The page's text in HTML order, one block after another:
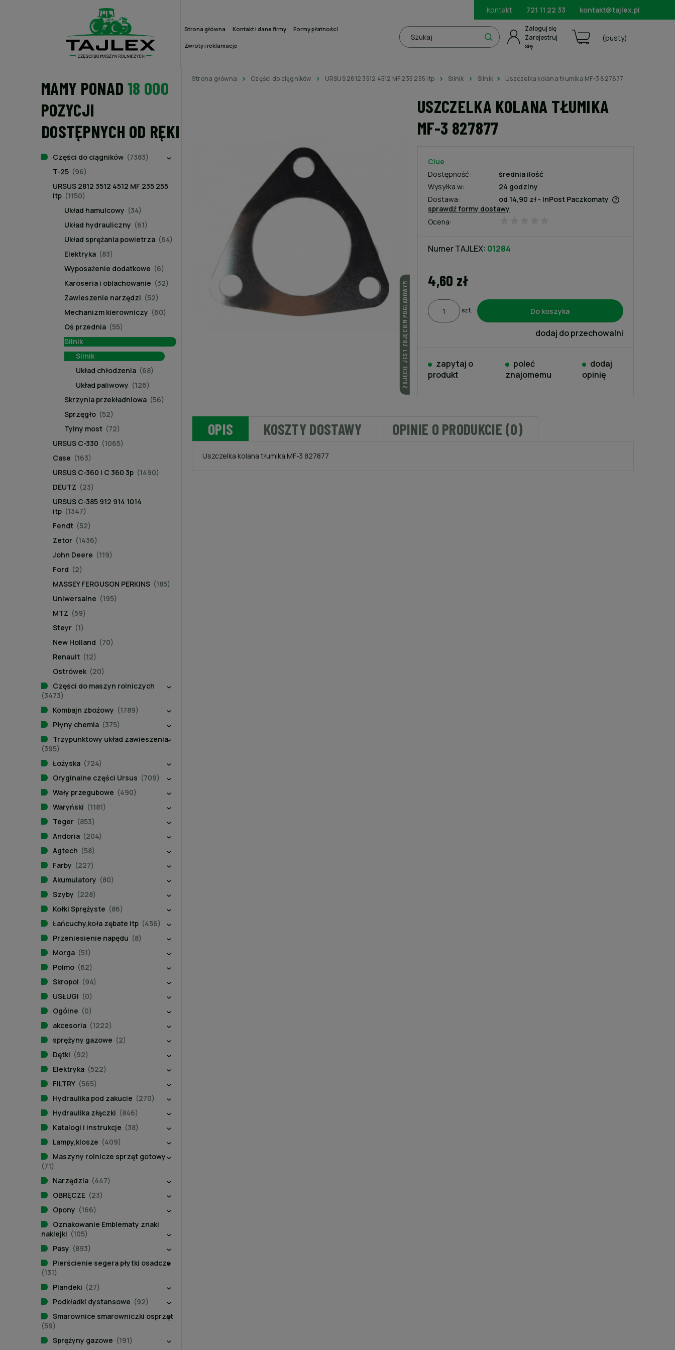
Kontakt 721 11 22 33 kontakt@tajlex.pl
Strona główna Kontakt i dane firmy Formy płatności
Zwroty i reklamacje
(pusty)
Zarejestruj
się
Zaloguj się
MAMY PONAD 18 000
POZYCJI
DOSTĘPNYCH OD RĘKI
Części do ciągników (7383)
T-25 (96)
URSUS 2812 3512 4512 MF 235 255
itp (1150)
Układ hamulcowy (34)
Układ hydrauliczny (61)
Układ sprężania powietrza (64)
Elektryka (83)
Wyposażenie dodatkowe (6)
Karoseria i oblachowanie (32)
Zawieszenie narzędzi (52)
Mechanizm kierowniczy (60)
Oś przednia (55)
Silnik
Silnik
Układ chłodzenia (68)
Układ paliwowy (126)
Skrzynia przekładniowa (56)
Sprzęgło (52)
Tylny most (72)
URSUS C-330 (1065)
Case (163)
URSUS C-360 i C 360 3p (1490)
DEUTZ (23)
URSUS C-385 912 914 1014
itp (1347)
Fendt (52)
Zetor (1436)
John Deere (119)
Ford (2)
MASSEY FERGUSON PERKINS (185)
Uniwersalne (195)
MTZ (59)
Steyr (1)
New Holland (70)
Renault (12)
Ostrówek (20)
Części do maszyn rolniczych
(3473)
Kombajn zbożowy (1789)
Płyny chemia (375)
Trzypunktowy układ zawieszenia
(395)
Łożyska (724)
Oryginalne części Ursus (709)
Wały przegubowe (490)
Waryński (1181)
Teger (853)
Andoria (204)
Agtech (58)
Farby (227)
Akumulatory (80)
Szyby (228)
Kołki Sprężyste (86)
Łańcuchy,koła zębate itp (456)
Przeniesienie napędu (8)
Morga (51)
Polmo (62)
Skropol (94)
USŁUGI (0)
Ogólne (0)
akcesoria (1222)
sprężyny gazowe (2)
Dętki (92)
Elektryka (522)
FILTRY (565)
Hydraulika pod zakucie (270)
Hydraulika złączki (846)
Katalogi i instrukcje (38)
Lampy,klosze (409)
Maszyny rolnicze sprzęt gotowy
(71)
Narzędzia (447)
OBRĘCZE (23)
Opony (166)
Oznakowanie Emblematy znaki
naklejki (105)
Pasy (893)
Pierścienie segera płytki osadcze
(131)
Plandeki (27)
Podkładki dystansowe (92)
Smarownice smarowniczki osprzęt
(59)
Sprężyny gazowe (191)
Strona główna Części do ciągników URSUS 2812 3512 4512 MF 235 255 itp Silnik Silnik Uszczelka kolana tłumika MF-3 827877
USZCZELKA KOLANA TŁUMIKA
MF-3 827877
ZDJĘCIE JEST ZDJĘCIEM POGLĄDOWYM
Ocena:
Clue
Dostępność:
średnia ilość
Wysyłka w:
24 godziny
Dostawa:
od 14,90 zł - InPost Paczkomaty
sprawdź formy dostawy
Numer TAJLEX: 01284
4,60 zł
szt. Do koszyka
dodaj do przechowalni
zapytaj o
produkt
poleć
znajomemu
dodaj
opinię
OPIS KOSZTY DOSTAWY OPINIE O PRODUKCIE (0)
Uszczelka kolana tłumika MF-3 827877